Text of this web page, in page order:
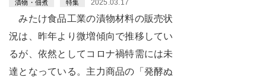
漬物・佃煮 特集 2025.03.17
みたけ食品工業の漬物材料の販売状
況は、昨年より微増傾向で推移してい
るが、依然としてコロナ禍特需には未
達となっている。主力商品の「発酵ぬ